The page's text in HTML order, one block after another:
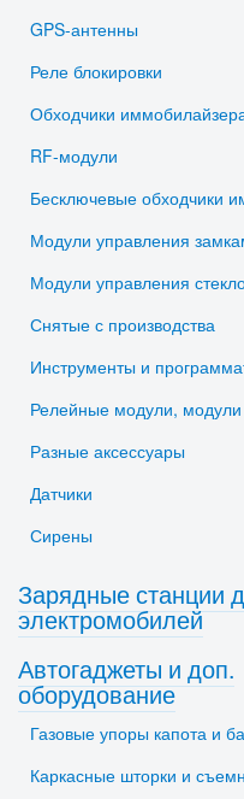
GPS-антенны
Реле блокировки
Обходчики
RF-модули
Бесключевые обходчики
Модули управления
Модули управления
Снятые с производства
Инструменты и
Релейные модули, модули
Разные аксессуары
Датчики
Сирены
Зарядные станции
электромобилей
Автогаджеты и доп.
оборудование
Газовые упоры капота и
Каркасные шторки и